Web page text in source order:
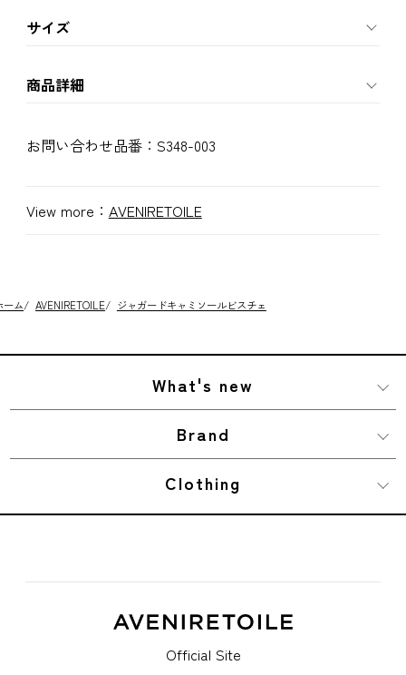
サイズ
商品詳細
お問い合わせ品番： S348-003
View more： AVENIRETOILE
ーム/ AVENIRETOILE/ ジャガードキャミソールビスチェ
What's new
Brand
Clothing
Official Site